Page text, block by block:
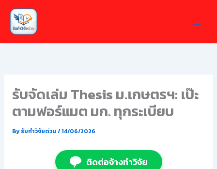
Skip
content
รับจัดเล่ม Thesis ม.เกษตรฯ: เป๊ะ
ตามฟอร์แมต มก. ทุกระเบียบ
Byรับทำวิจัยด่วน /14/06/2026
ติดต่อจ้างทำวิจัย